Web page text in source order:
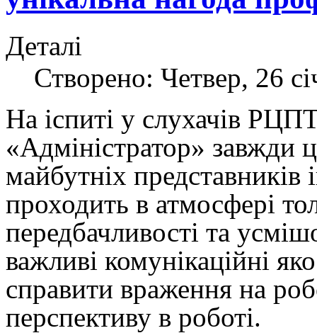
Деталі
Створено: Четвер, 26
На іспиті у слухачів
«Адміністратор» завжди
майбутніх представників
проходить в атмосфері
передбачливості та
важливі комунікаційні
справити враження на
перспективу в роботі.